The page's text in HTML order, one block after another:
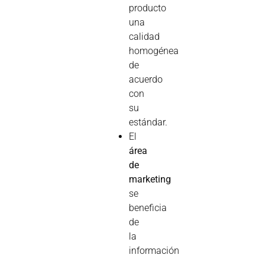
producto
una
calidad
homogénea
de
acuerdo
con
su
estándar.
El
área
de
marketing
se
beneficia
de
la
información